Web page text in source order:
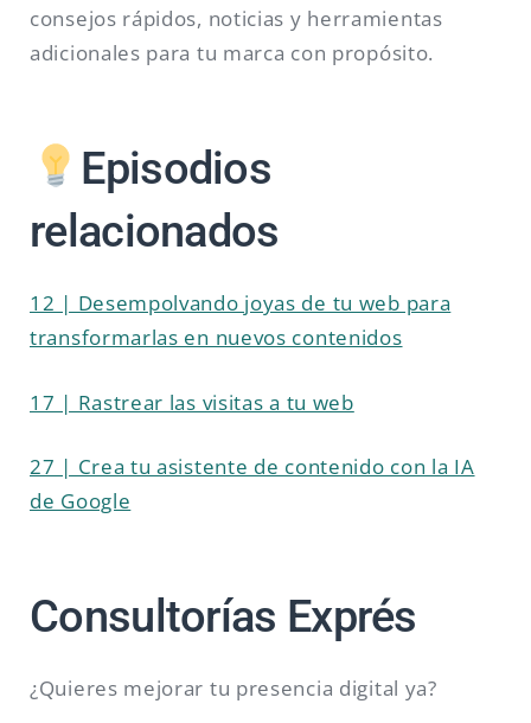
consejos rápidos, noticias y herramientas
adicionales para tu marca con propósito.
Episodios
relacionados
12 | Desempolvando joyas de tu web para
transformarlas en nuevos contenidos
17 | Rastrear las visitas a tu web
27 | Crea tu asistente de contenido con la IA
de Google
Consultorías Exprés
¿Quieres mejorar tu presencia digital ya?